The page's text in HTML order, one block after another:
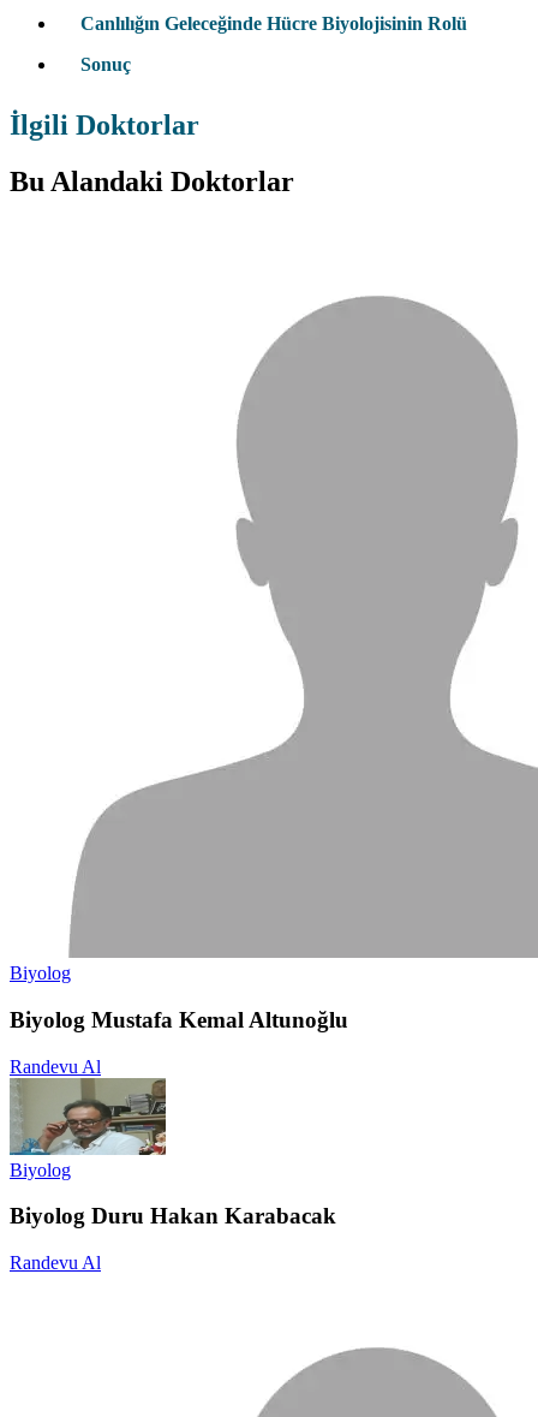
Canlılığın Geleceğinde Hücre Biyolojisinin Rolü
Sonuç
İlgili Doktorlar
Bu Alandaki Doktorlar
Biyolog
Biyolog Mustafa Kemal Altunoğlu
Randevu Al
Biyolog
Biyolog Duru Hakan Karabacak
Randevu Al